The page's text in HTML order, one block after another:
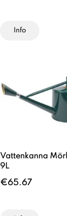
Info
Vattenkanna
9L
€65.67